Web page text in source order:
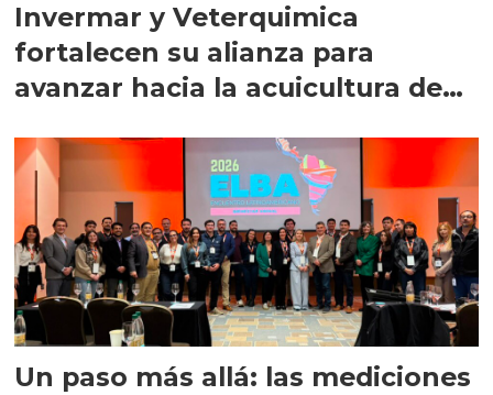
Invermar y Veterquimica
fortalecen su alianza para
avanzar hacia la acuicultura de
Un paso más allá: las mediciones